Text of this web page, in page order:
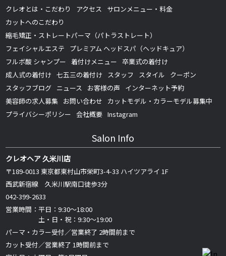
クレオとは・こだわり
アクセス
サロンメニュー・料金
カットへのこだわり
縮毛矯正・ストレートパーマ（パトラストレート）
フェイシャルエステ
プレミアム ヘッドスパ（ヘッドキュア）
フルボ酸 シャンプー 着付けメニュー 卒業式の着付け
成人式の着付け 七五三の着付け スタッフ スタイル
クーポン
スタッフブログ ニュース お客様の声
インターネット予約
美容師の求人募集 お問い合わせ
カットモデル・カラーモデル募集中
プライバシーポリシー 会社概要 Instagram
Salon Info
クレオヘア 久米川店
〒189-0013 東京都東村山市栄町3-4-33 ハイツアライ 1F
西武新宿線 久米川駅南口徒歩3分
042-399-2633
営業時間：平日：9:30～18:00
土・日・祝：9:30～19:00
パーマ・カラー受付／営業終了 2時間前まで
カット受付／営業終了 1時間前まで